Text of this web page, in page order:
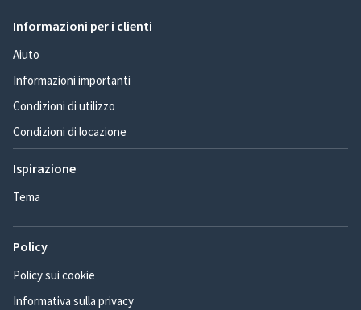
Informazioni per i clienti
Aiuto
Informazioni importanti
Condizioni di utilizzo
Condizioni di locazione
Ispirazione
Tema
Policy
Policy sui cookie
Informativa sulla privacy